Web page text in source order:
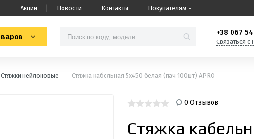
Акции Новости Контакты Покупателям
+38 067
Связаться с
Стяжки нейлоновые Стяжка кабельная 5x450 белая (пач 100шт) APRO
0 Отзывов
Стяжка